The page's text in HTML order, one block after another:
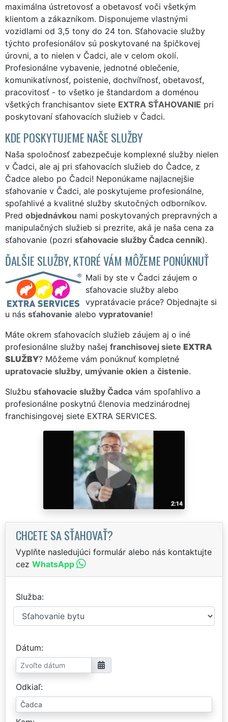
maximálna ústretovosť a obetavosť voči všetkým
klientom a zákazníkom. Disponujeme vlastnými
vozidlami od 3,5 tony do 24 ton. Sťahovacie služby
týchto profesionálov sú poskytované na špičkovej
úrovni, a to nielen v Čadci, ale v celom okolí.
Profesionálne vybavenie, jednotné oblečenie,
komunikatívnosť, poistenie, dochvíľnosť, obetavosť,
pracovitosť - to všetko je štandardom a doménou
všetkých franchisantov siete EXTRA SŤAHOVANIE pri
poskytovaní sťahovacích služieb v Čadci.
KDE POSKYTUJEME NAŠE SLUŽBY
Naša spoločnosť zabezpečuje komplexné služby nielen
v Čadci, ale aj pri sťahovacích služieb do Čadce, z
Čadce alebo po Čadci! Neponúkame najlacnejšie
sťahovanie v Čadci, ale poskytujeme profesionálne,
spoľahlivé a kvalitné služby skutočných odborníkov.
Pred objednávkou nami poskytovaných prepravných a
manipulačných služieb si prezrite, aká je naša cena za
sťahovanie (pozri sťahovacie služby Čadca cenník).
ĎALŠIE SLUŽBY, KTORÉ VÁM MÔŽEME PONÚKNUŤ
Mali by ste v Čadci záujem o
sťahovacie služby alebo
vypratávacie práce? Objednajte si
u nás sťahovanie alebo vypratovanie!
Máte okrem sťahovacích služieb záujem aj o iné
profesionálne služby našej franchisovej siete EXTRA
SLUŽBY? Môžeme vám ponúknuť kompletné
upratovacie služby, umývanie okien a čistenie.
Službu sťahovacie služby Čadca vám spoľahlivo a
profesionálne poskytnú členovia medzinárodnej
franchisingovej siete EXTRA SERVICES.
CHCETE SA SŤAHOVAŤ?
Vyplňte nasledujúci formulár alebo nás kontaktujte
cez WhatsApp
Služba
Dátum
Odkiaľ